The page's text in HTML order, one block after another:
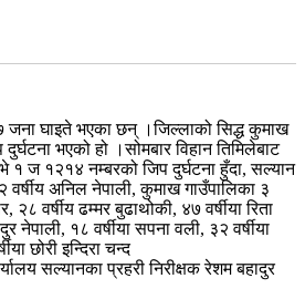
जना घाइते भएका छन् ।जिल्लाको सिद्ध कुमाख
दुर्घटना भएको हो ।सोमबार विहान तिमिलेबाट
ज १२१४ नम्बरको जिप दुर्घटना हुँदा, सल्यान
वर्षीय अनिल नेपाली, कुमाख गाउँपालिका ३
२८ वर्षीय ढम्मर बुढाथोकी, ४७ वर्षीया रिता
नेपाली, १८ वर्षीया सपना वली, ३२ वर्षीया
छोरी इन्दिरा चन्द
सल्यानका प्रहरी निरीक्षक रेशम बहादुर